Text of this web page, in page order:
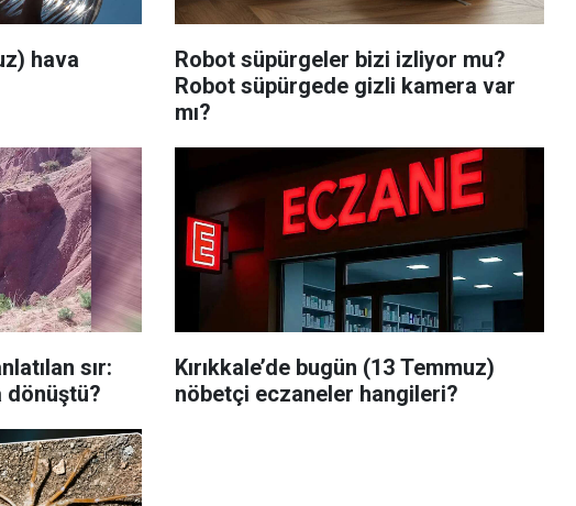
hava
Robot süpürgeler bizi izliyor mu?
Robot süpürgede gizli kamera var
mı?
sır:
dönüştü?
Kırıkkale’de bugün (13 Temmuz)
nöbetçi eczaneler hangileri?